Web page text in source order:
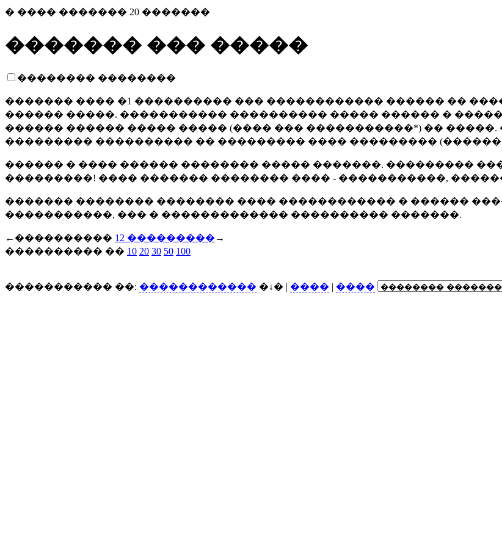
� ���� ������� 20 �������
������� ��� �����
�������� ��������
������� ���� �1 ���������� ��� ������������ ������ ��
������ �����. ����������� ���������� ����� ������ �
������ ������ ����� ����� (���� ��� �����������*) ��
��������� ���������� �� ��������� ���� ��������� (��������,
������ � ���� ������ �������� ����� �������. ���������
���������! ���� ������� �������� ���� - �����������,
������� �������� �������� ���� ������������ � ������
�����������, ��� � ������������� ���������� �������.
←���������� 1 2 ��������� →
���������� �� 10 20 30 50 100
����������� ��: ������������ �↓� | ���� | ����